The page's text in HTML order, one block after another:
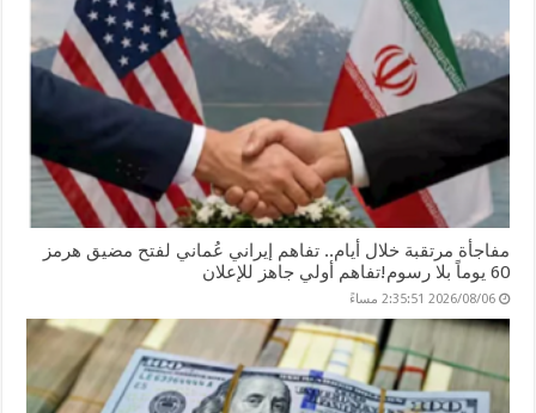
مفاجأة مرتقبة خلال أيام.. تفاهم إيراني عُماني لفتح مضيق هرمز
60 يوماً بلا رسوم!تفاهم أولي جاهز للإعلان
2026/08/06 2:35:51 مساءً